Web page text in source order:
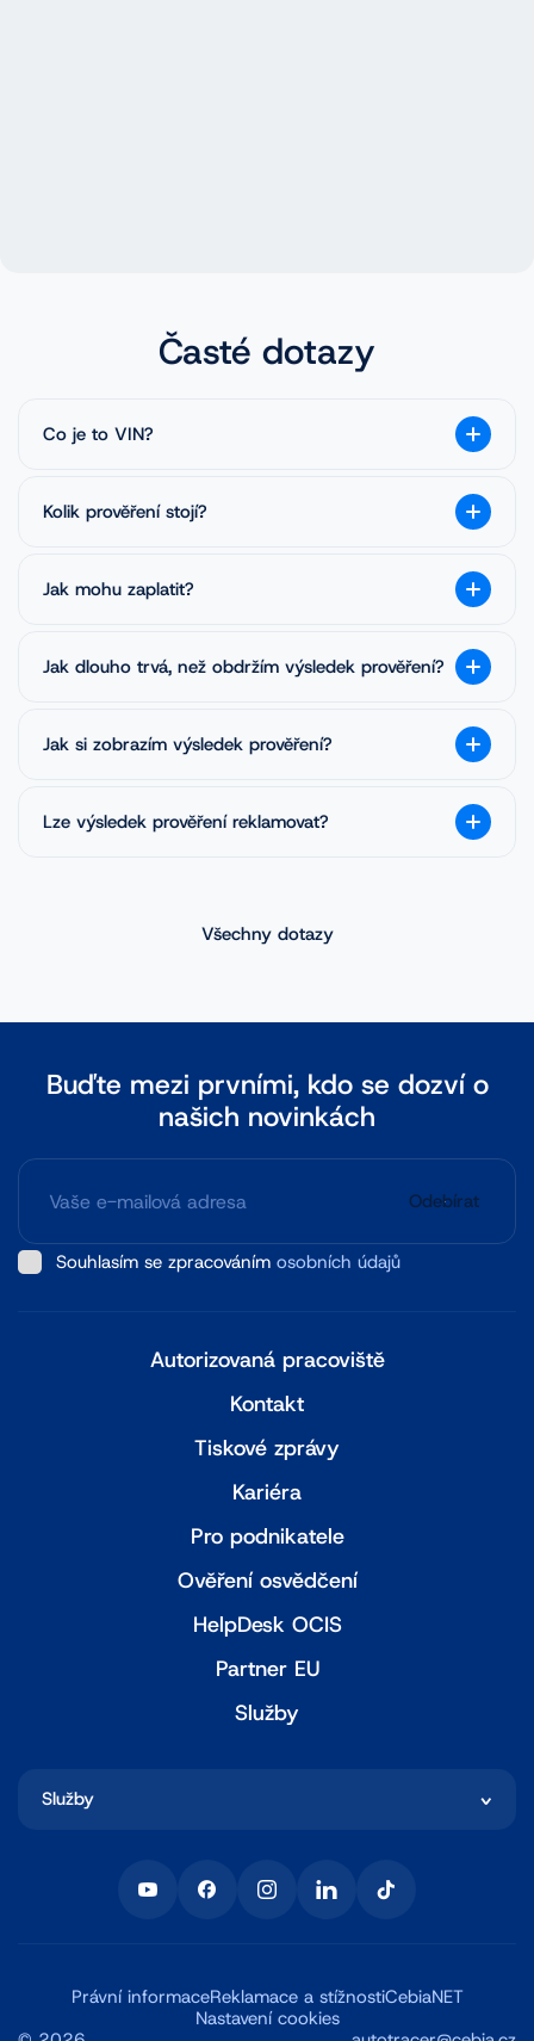
Časté dotazy
Co je to VIN?
Kolik prověření stojí?
Jak mohu zaplatit?
Jak dlouho trvá, než obdržím výsledek prověření?
Jak si zobrazím výsledek prověření?
Lze výsledek prověření reklamovat?
Všechny dotazy
Buďte mezi prvními, kdo se dozví o
našich novinkách
Odebírat
Souhlasím se zpracováním osobních údajů
Autorizovaná pracoviště
Kontakt
Tiskové zprávy
Kariéra
Pro podnikatele
Ověření osvědčení
HelpDesk OCIS
Partner EU
Služby
Služby
Právní informaceReklamace a stížnostiCebiaNET
Nastavení cookies